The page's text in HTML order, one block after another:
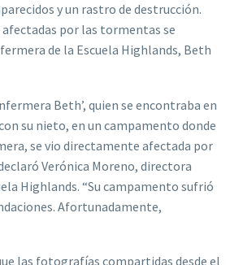
y un rastro de destrucción.
por las tormentas se
de la Escuela Highlands, Beth
Beth’, quien se encontraba en
su nieto, en un campamento donde
se vio directamente afectada por
Verónica Moreno, directora
Highlands. “Su campamento sufrió
Afortunadamente,
las fotografías compartidas desde el